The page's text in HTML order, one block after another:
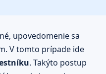
upovedomenie sa
V tomto prípade ide
. Takýto postup